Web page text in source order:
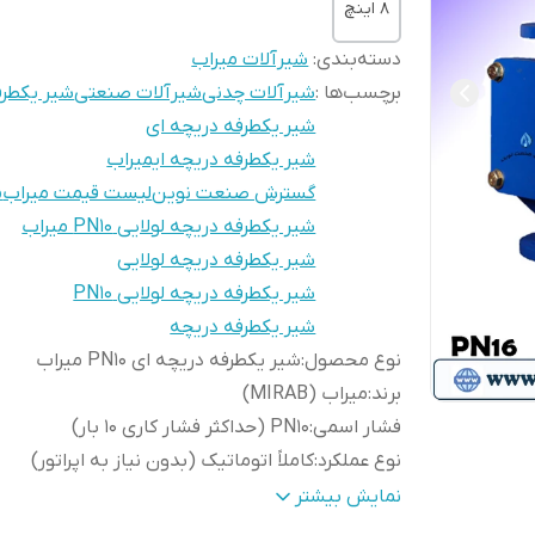
8 اینچ
دسته‌بندی:شیرآلات میراب
برچسب‌ها :شیرآلات چدنیشیرآلات صنعتیشیر
شیر یکطرفه دریچه ای
شیر یکطرفه دریچه ایمیراب
گسترش صنعت نوینلیست قیمت میراب
شیر یکطرفه دریچه لولایی PN10 میراب
شیر یکطرفه دریچه لولایی
شیر یکطرفه دریچه لولایی PN10
شیر یکطرفه دریچه
نوع محصول:شیر یکطرفه دریچه ای PN10 میراب
برند:میراب (MIRAB)
فشار اسمی:PN10 (حداکثر فشار کاری 10 بار)
نوع عملکرد:کاملاً اتوماتیک (بدون نیاز به اپراتور)
مکانیزم عملکرد:دریچه لولایی (Swing Type Disc)
نمایش بیشتر